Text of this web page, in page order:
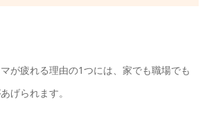
が疲れる理由の1つには、家でも職場でも
げられます。